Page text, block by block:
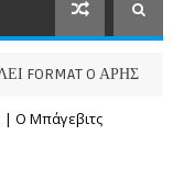
O ΑΡΗΣ ΠΑΕ ΑΡΗΣ
| Ο Μπάγεβιτς